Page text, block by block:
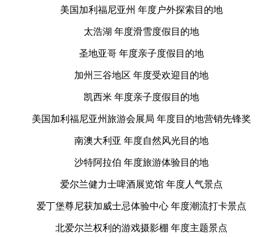
美国加利福尼亚州 年度户外探索目的地
太浩湖 年度滑雪度假目的地
圣地亚哥 年度亲子度假目的地
加州三谷地区 年度受欢迎目的地
凯西米 年度亲子度假目的地
美国加利福尼亚州旅游会展局 年度目的地营销先锋奖
南澳大利亚 年度自然风光目的地
沙特阿拉伯 年度旅游体验目的地
爱尔兰健力士啤酒展览馆 年度人气景点
爱丁堡尊尼获加威士忌体验中心 年度潮流打卡景点
北爱尔兰权利的游戏摄影棚 年度主题景点